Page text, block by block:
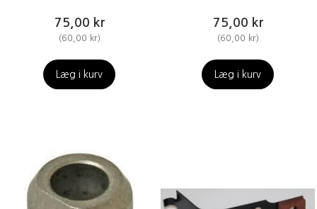
75,00 kr
(60,00 kr)
Læg i kurv
75,00 kr
(60,00 kr)
Læg i kurv